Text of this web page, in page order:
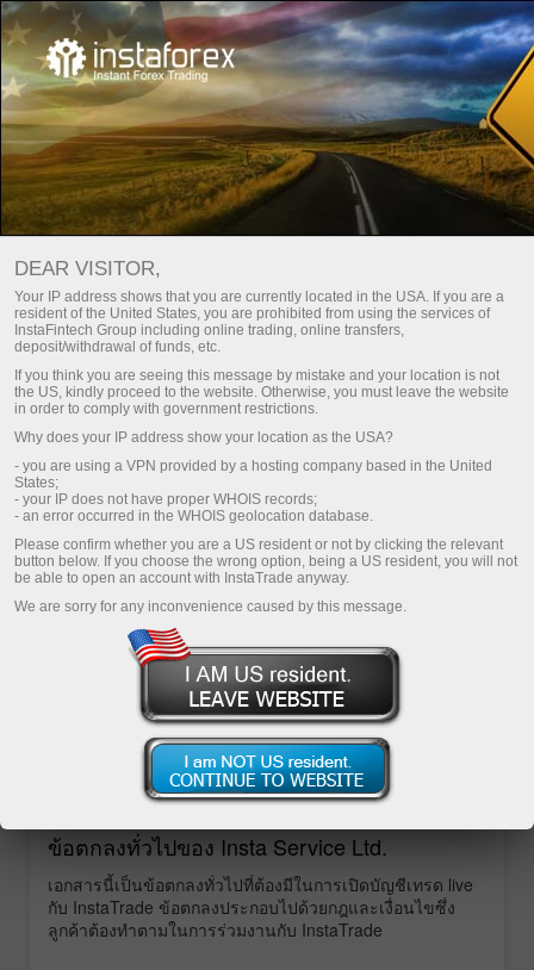
เอกสสารที่สำคัญ
เอกสารที่สำคัญ
ในหน้านี้คุณจะพบเอกสสารพื้นฐานที่กำหนด
ความสัมพันธ์ระหว่าง InstaTrade และลูกค้าของ
บริษัท เราเเนะนำให้คุณตรวจสอบเอกสสาร
ทั้งหมดด้วยความระมัดระวังและใส่ใจ เอกสาร
เหล่านี้มีข้อมูลกิจกรรมภายในบริษัท สิทธิ ข้อ
กำหนดของโบรกเกอร์และลุกค้า
เปิดบัญชีซื้อขาย
เอกสารหลัก
ข้อตกลงทั่วไปของ Insta Service Ltd.
เอกสารนี้เป็นข้อตกลงทั่วไปที่ต้องมีในการเปิดบัญชีเทรด live
กับ InstaTrade ข้อตกลงประกอบไปด้วยกฎและเงื่อนไขซึ่ง
ลูกค้าต้องทำตามในการร่วมงานกับ InstaTrade
DEAR VISITOR,
Your IP address shows that you are currently located in the USA. If you are a
resident of the United States, you are prohibited from using the services of
InstaFintech Group including online trading, online transfers,
deposit/withdrawal of funds, etc.
If you think you are seeing this message by mistake and your location is not
the US, kindly proceed to the website. Otherwise, you must leave the website
in order to comply with government restrictions.
Why does your IP address show your location as the USA?
- you are using a VPN provided by a hosting company based in the United
States;
- your IP does not have proper WHOIS records;
- an error occurred in the WHOIS geolocation database.
Please confirm whether you are a US resident or not by clicking the relevant
button below. If you choose the wrong option, being a US resident, you will not
be able to open an account with InstaTrade anyway.
We are sorry for any inconvenience caused by this message.